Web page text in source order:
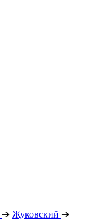
➔ Жуковский ➔